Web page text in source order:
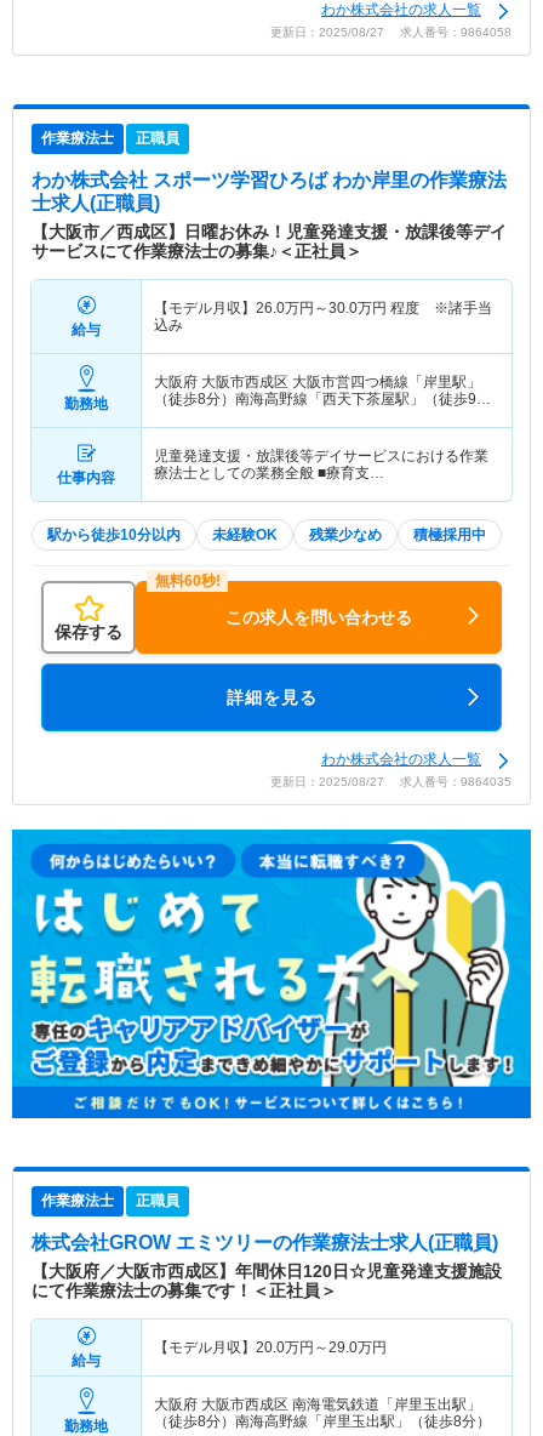
わか株式会社の求人一覧
更新日：2025/08/27 求人番号：9864058
作業療法士 正職員
わか株式会社 スポーツ学習ひろば わか岸里の作業療法
士求人(正職員)
【大阪市／西成区】日曜お休み！児童発達支援・放課後等デイ
サービスにて作業療法士の募集♪＜正社員＞
給与
【モデル月収】 26.0万円～30.0万円 程度 ※諸手当
込み
勤務地
大阪府 大阪市西成区 大阪市営四つ橋線「岸里駅」
（徒歩8分）南海高野線「西天下茶屋駅」（徒歩9
仕事内容
児童発達支援・放課後等デイサービスにおける作業
療法士としての業務全般 ■療育支…
駅から徒歩10分以内 未経験OK 残業少なめ 積極採用中
保存する
この求人を問い合わせる
詳細を見る
わか株式会社の求人一覧
更新日：2025/08/27 求人番号：9864035
作業療法士 正職員
株式会社GROW エミツリーの作業療法士求人(正職員)
【大阪府／大阪市西成区】年間休日120日☆児童発達支援施設
にて作業療法士の募集です！＜正社員＞
給与
【モデル月収】 20.0万円～29.0万円
勤務地
大阪府 大阪市西成区 南海電気鉄道「岸里玉出駅」
（徒歩8分）南海高野線「岸里玉出駅」（徒歩8分）